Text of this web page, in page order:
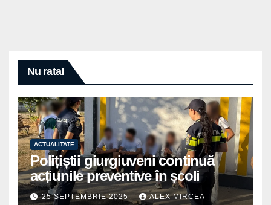
Nu rata!
ACTUALITATE
Polițiștii giurgiuveni continuă
acțiunile preventive în școli
25 SEPTEMBRIE 2025 ALEX MIRCEA